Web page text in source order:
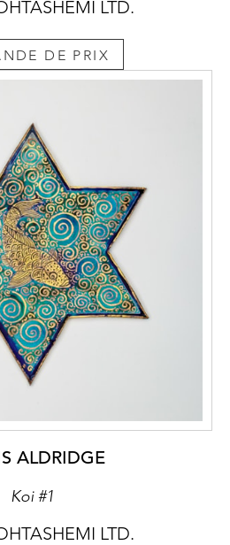
LTD.
DE PRIX
ALDRIDGE
Koi #1
LTD.